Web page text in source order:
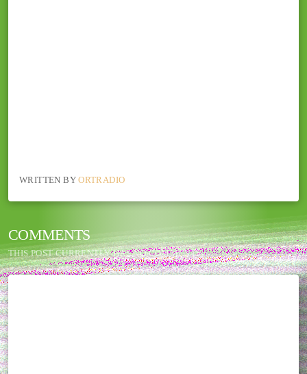
WRITTEN BYORTRADIO
COMMENTS
THIS POST CURRENTLY HAS NO COMMENTS.